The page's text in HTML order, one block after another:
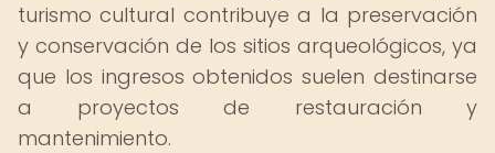
turismo cultural contribuye a la preservación
y conservación de los sitios arqueológicos, ya
que los ingresos obtenidos suelen destinarse
a proyectos de restauración y
mantenimiento.